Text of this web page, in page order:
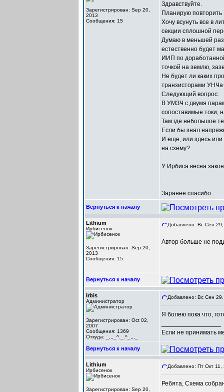
Зарегистрирован: Sep 20,
2013
Сообщения: 15
Здравствуйте.
Планирую
Хочу всунуть все в
секции сплошной
Думаю в меньшей
естественно будет
ИИП по
точкой на землю,
Не будет ли каких
транзисторами
Следующий вопрос:
В УМЗЧ с двумя
сопоставимые токи,
Там где небольшое
Если бы знал
И еще, или здесь или
на схему?
У Ирбиса весна
Заранее спасибо.
Вернуться к началу
Lithium
Ирбисенок
Зарегистрирован: Sep 20,
2013
Сообщения: 15
Добавлено: Вс Сен
Автор больше не
Вернуться к началу
Irbis
Администратор
Зарегистрирован: Oct 02,
2007
Сообщения: 1369
Откуда: _,,,_^._.^_,,,_
Добавлено: Вс Сен
Я болею пока что,
Если не принимать
Вернуться к началу
Lithium
Ирбисенок
Зарегистрирован: Sep 20,
Добавлено: Пт Окт
Ребята, Схема